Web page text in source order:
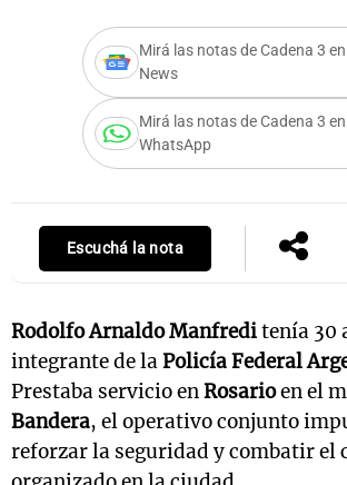
Mirá las notas de Cadena 3
News
Mirá las notas de Cadena 3 en
WhatsApp
Escuchá la nota
Rodolfo Arnaldo Manfreditenía 30
integrante de laPolicía Federal
Prestaba servicio enRosarioen el
Bandera, el operativo conjunto
reforzar la seguridad y combatir el